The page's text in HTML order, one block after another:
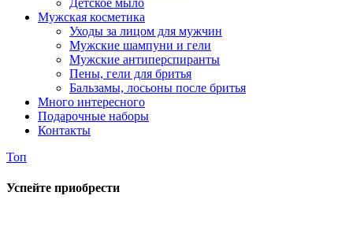
Мужская косметика
Уходы за лицом для мужчин
Мужские шампуни и гели
Мужские антиперспиранты
Пены, гели для бритья
Бальзамы, лосьоны после бритья
Много интересного
Подарочные наборы
Контакты
Топ
Успейте приобрести